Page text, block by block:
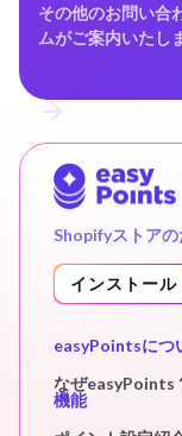
その他のお問い合
ムがご案内いたし
Shopifyストア
インストール
easyPointsにつ
なぜeasyPoints
機能